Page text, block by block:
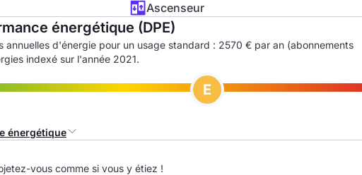
Ascenseur
énergétique (DPE)
annuelles d'énergie pour un usage standard : 2570 € par an (abonnements
indexé sur l'année 2021.
E
énergétique
(CEP) Indice d'émission de gaz à effet de serre (EGES)
vous comme si vous y étiez !